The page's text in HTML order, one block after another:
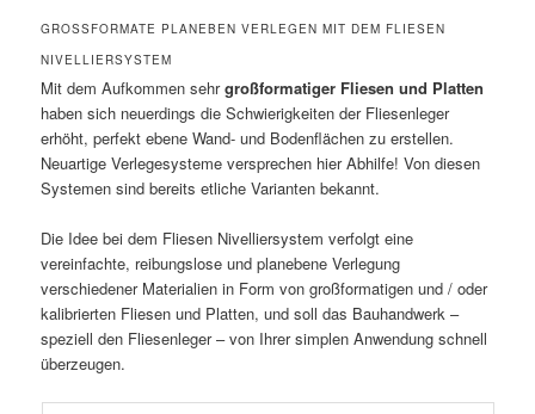
GROSSFORMATE PLANEBEN VERLEGEN MIT DEM FLIESEN N
IVELLIERSYSTEM
Mit dem Aufkommen sehrgroßformatiger Fliesen und Platten
haben sich neuerdings die Schwierigkeiten der Fliesenleger
erhöht, perfekt ebene Wand- und Bodenflächen zu erstellen.
Neuartige Verlegesysteme versprechen hier Abhilfe! Von diesen
Systemen sind bereits etliche Varianten bekannt.
Die Idee bei dem Fliesen Nivelliersystem verfolgt eine
vereinfachte, reibungslose und planebene Verlegung
verschiedener Materialien in Form von großformatigen und / oder
kalibrierten Fliesen und Platten, und soll das Bauhandwerk –
speziell den Fliesenleger – von Ihrer simplen Anwendung schnell
überzeugen.